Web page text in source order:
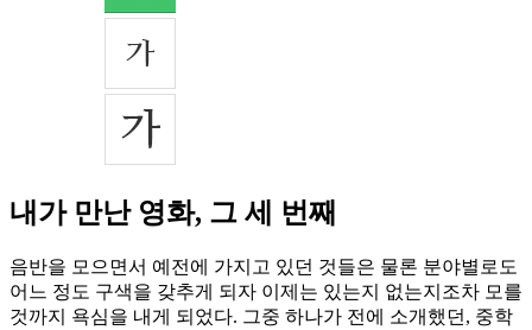
내가 만난 영화, 그 세 번째
음반을 모으면서 예전에 가지고 있던 것들은 물론 분야별로도
어느 정도 구색을 갖추게 되자 이제는 있는지 없는지조차 모를
것까지 욕심을 내게 되었다. 그중 하나가 전에 소개했던, 중학